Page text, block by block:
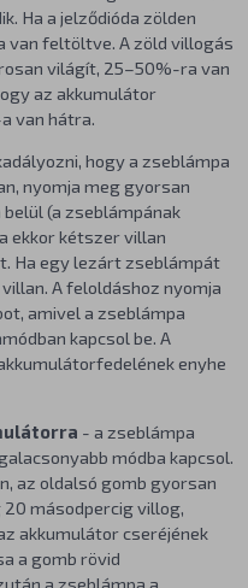
Ha a jelződióda zölden
van feltöltve. A zöld villogás
világít, 25–50%-ra van
az akkumulátor
van hátra.
hogy a zseblámpa
nyomja meg gyorsan
(a zseblámpának
ekkor kétszer villan
Ha egy lezárt zseblámpát
A feloldáshoz nyomja
amivel a zseblámpa
kapcsol be. A
enyhe
- a zseblámpa
módba kapcsol.
az oldalsó gomb gyorsan
másodpercig villog,
akkumulátor cseréjének
a gomb rövid
a zseblámpa a